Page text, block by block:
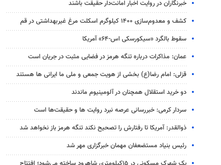
خبرنگاران در روایت اخبار امانت‌دار حقیقت باشند
کشف و معدوم‌سازی ۱۴۰۰ کیلوگرم اسکلت مرغ غیربهداشتی در قم
سقوط بالگرد «سیکورسکی اس-۶۴» آمریکا
عمان: مذاکرات درباره تنگه هرمز در فضایی مثبت در جریان است
قزلی: امام رضا(ع) بخشی از هویت جمعی و ملی ما ایرانی ها هستند
دو خرید استقلال همچنان در آلومینیوم ماندند
سردار کرمی: خبررسانی عرصه نبرد روایت ها و حقیقت‌ها است
ذوالقدر: آمریکا تا رفتارش را تصحیح نکند تنگه هرمز باز نخواهد شد
رئیس بنیاد مستضعفان مهمان خبرگزاری مهر شد